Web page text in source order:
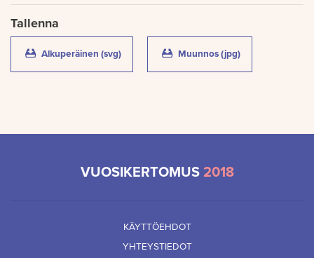
Tallenna
Alkuperäinen (svg)(Kotitalouksien velkaantuneisuus ja
Muunnos (jpg)(Kotitalouksien
VUOSIKERTOMUS 2018
KÄYTTÖEHDOT
YHTEYSTIEDOT